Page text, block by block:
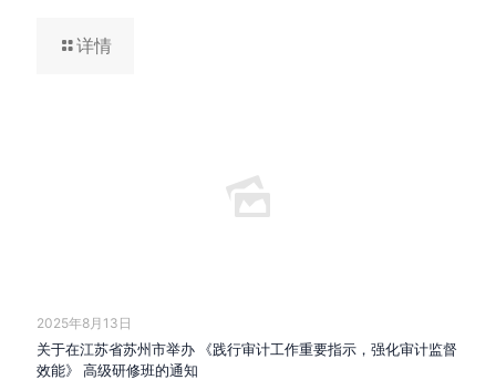
详情
2025年8月13日
关于在江苏省苏州市举办 《践行审计工作重要指示，强化审计监督
效能》 高级研修班的通知